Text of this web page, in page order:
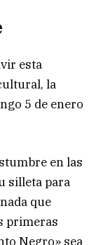
esta
la
5 de enero
en las
silleta para
que
primeras
Negro» sea